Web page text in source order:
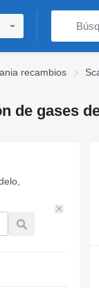
recambios
de gases